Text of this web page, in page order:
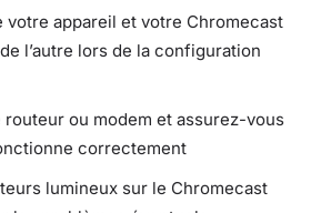
votre appareil et votre Chromecast
l’autre lors de la configuration
routeur ou modem et assurez-vous
correctement
lumineux sur le Chromecast